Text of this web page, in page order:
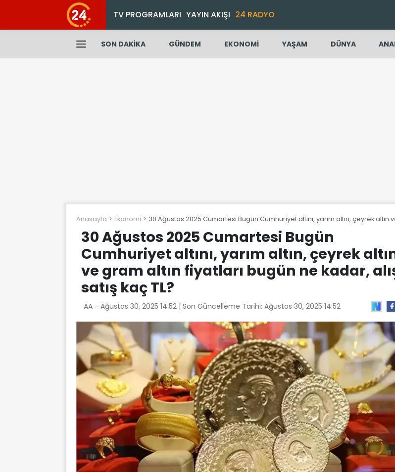
TV PROGRAMLARI YAYIN AKIŞI 24 RADYO
SON DAKİKA GÜNDEM EKONOMİ YAŞAM DÜNYA
Anasayfa Ekonomi 30 Ağustos 2025 Cumartesi Bugün Cumhuriyet altını, yarım altın, çeyrek altın
30 Ağustos 2025 Cumartesi Bugün
Cumhuriyet altını, yarım altın, çeyrek
ve gram altın fiyatları bugün ne kadar,
satış kaç TL?
AA - Ağustos 30, 2025 14:52 | Son Güncelleme Tarihi: Ağustos 30, 2025 14:52